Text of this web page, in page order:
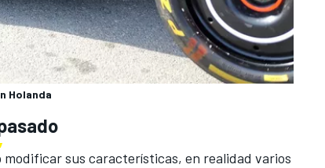
Holanda
sus características, en realidad varios